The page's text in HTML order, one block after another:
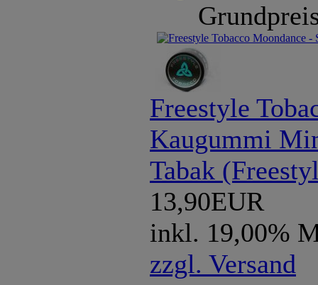
Freestyle
Kaugummi
Tabak
13,90EUR
inkl. 19,00%
zzgl. Versand